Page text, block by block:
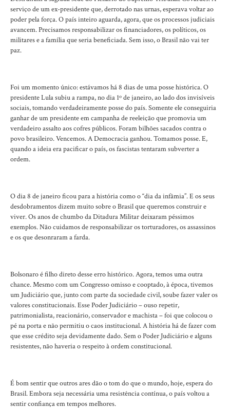
serviço de um ex-presidente que, derrotado nas urnas, esperava voltar ao
poder pela força. O país inteiro aguarda, agora, que os processos judiciais
avancem. Precisamos responsabilizar os financiadores, os políticos, os
militares e a família que seria beneficiada. Sem isso, o Brasil não vai ter
paz.
Foi um momento único: estávamos há 8 dias de uma posse histórica. O
presidente Lula subiu a rampa, no dia 1º de janeiro, ao lado dos invisíveis
sociais, tomando verdadeiramente posse do país. Somente ele conseguiria
ganhar de um presidente em campanha de reeleição que promovia um
verdadeiro assalto aos cofres públicos. Foram bilhões sacados contra o
povo brasileiro. Vencemos. A Democracia ganhou. Tomamos posse. E,
quando a ideia era pacificar o país, os fascistas tentaram subverter a
ordem.
O dia 8 de janeiro ficou para a história como o “dia da infâmia”. E os seus
desdobramentos dizem muito sobre o Brasil que queremos construir e
viver. Os anos de chumbo da Ditadura Militar deixaram péssimos
exemplos. Não cuidamos de responsabilizar os torturadores, os assassinos
e os que desonraram a farda.
Bolsonaro é filho direto desse erro histórico. Agora, temos uma outra
chance. Mesmo com um Congresso omisso e cooptado, à época, tivemos
um Judiciário que, junto com parte da sociedade civil, soube fazer valer os
valores constitucionais. Esse Poder Judiciário – ouso repetir,
patrimonialista, reacionário, conservador e machista – foi que colocou o
pé na porta e não permitiu o caos institucional. A história há de fazer com
que esse crédito seja devidamente dado. Sem o Poder Judiciário e alguns
resistentes, não haveria o respeito à ordem constitucional.
É bom sentir que outros ares dão o tom do que o mundo, hoje, espera do
Brasil. Embora seja necessária uma resistência contínua, o país voltou a
sentir confiança em tempos melhores.